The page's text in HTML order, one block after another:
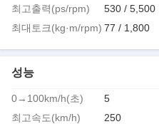
최고출력(ps/rpm)
530 / 5,500
최대토크(kg·m/rpm) 77 / 1,800
성능
0→100km/h(초)
5
최고속도(km/h)
250